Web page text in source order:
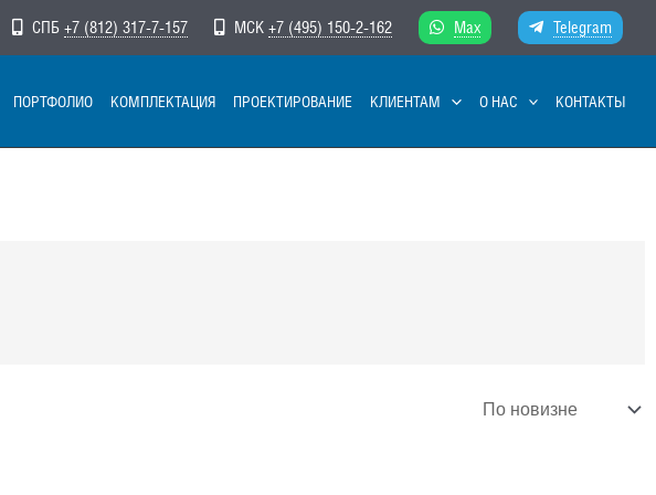
СПБ +7 (812) 317-7-157 МСК +7 (495) 150-2-162 Max Telegram
ПОРТФОЛИО КОМПЛЕКТАЦИЯ ПРОЕКТИРОВАНИЕ КЛИЕНТАМ О НАС КОНТАКТЫ